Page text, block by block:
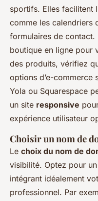
sportifs. Elles facilitent
comme les calendriers
formulaires de contact.
boutique en ligne pour
des produits, vérifiez
options d’e-commerce
Yola ou Squarespace
un site responsive
expérience utilisateur
Choisir un nom de
Le choix du nom de
visibilité. Optez pour
intégrant idéalement
professionnel. Par